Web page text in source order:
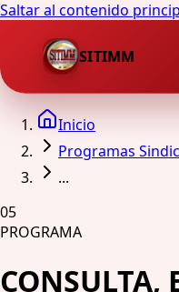
Saltar al contenido
SITIMM
Inicio
Programas
...
05
PROGRAMA
CONSULTA,